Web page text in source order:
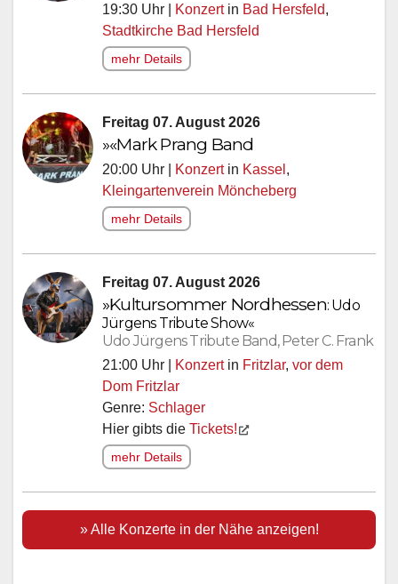
19:30 Uhr | Konzertin Bad Hersfeld,
Stadtkirche Bad Hersfeld
mehr Details
Freitag 07. August 2026
»«Mark Prang Band
20:00 Uhr | Konzertin Kassel ,
Kleingartenverein Möncheberg
mehr Details
Freitag 07. August 2026
»Kultursommer Nordhessen: Udo
Jürgens Tribute Show«
Udo Jürgens Tribute Band, Peter C. Frank
21:00 Uhr | Konzertin Fritzlar, vor dem
Dom Fritzlar
Genre: Schlager
Hier gibts die Tickets!
mehr Details
» Alle Konzerte in der Nähe anzeigen!